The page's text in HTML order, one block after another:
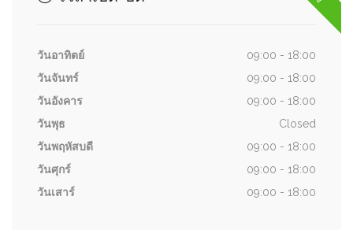
วันอาทิตย์
09:00 - 18:00
วันจันทร์
09:00 - 18:00
วันอังคาร
09:00 - 18:00
วันพุธ
Closed
วันพฤหัสบดี
09:00 - 18:00
วันศุกร์
09:00 - 18:00
วันเสาร์
09:00 - 18:00